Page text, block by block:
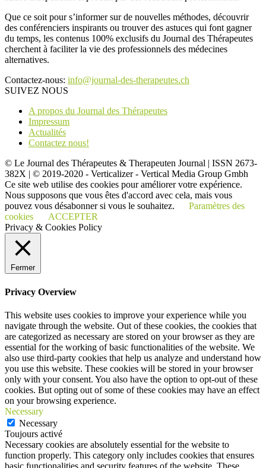
Que ce soit pour s’informer sur de nouvelles méthodes, découvrir
des conférenciers inspirants ou trouver des astuces qui font gagner
du temps, les contenus 100% exclusifs du Journal des Thérapeutes
cherchent à faciliter la vie des professionnels des médecines
alternatives.
Contactez-nous: info@journal-des-therapeutes.ch
SUIVEZ NOUS
A propos du Journal des Thérapeutes
Impressum
Actualités
Contactez nous!
© Le Journal des Thérapeutes & Therapeuten Journal | ISSN 2673-
382X | © 2019-2020 - Verticalizer - Vertical Media Group Gmbh
Ce site web utilise des cookies pour améliorer votre expérience.
Nous supposons que vous êtes d'accord avec cela, mais vous
pouvez vous désabonner si vous le souhaitez.
Paramètres des
cookies
ACCEPTER
Privacy & Cookies Policy
Fermer
Privacy Overview
This website uses cookies to improve your experience while you
navigate through the website. Out of these cookies, the cookies that
are categorized as necessary are stored on your browser as they are
essential for the working of basic functionalities of the website. We
also use third-party cookies that help us analyze and understand how
you use this website. These cookies will be stored in your browser
only with your consent. You also have the option to opt-out of these
cookies. But opting out of some of these cookies may have an effect
on your browsing experience.
Necessary
Necessary
Toujours activé
Necessary cookies are absolutely essential for the website to
function properly. This category only includes cookies that ensures
basic functionalities and security features of the website. These